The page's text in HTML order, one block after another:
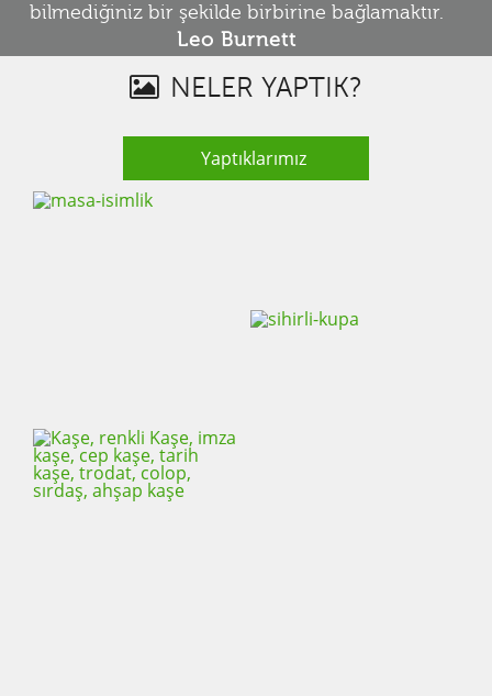
bilmediğiniz bir şekilde birbirine bağlamaktır.
Leo Burnett
NELER YAPTIK?
Yaptıklarımız